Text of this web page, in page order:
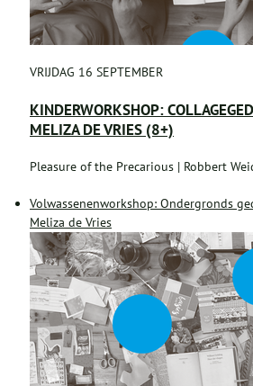
VRIJDAG 16 SEPTEMBER
KINDERWORKSHOP:
MELIZA DE VRIES (8+)
Pleasure of the Precarious | Robbert
Volwassenenworkshop: Ondergronds
Meliza de Vries